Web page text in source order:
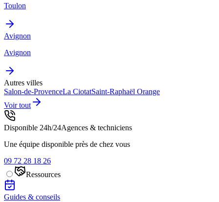
Toulon
Avignon
Avignon
Autres villes
Salon-de-ProvenceLa CiotatSaint-Raphaël Orange
Voir tout
Disponible 24h/24Agences & techniciens
Une équipe disponible près de chez vous
09 72 28 18 26
Ressources
Guides & conseils